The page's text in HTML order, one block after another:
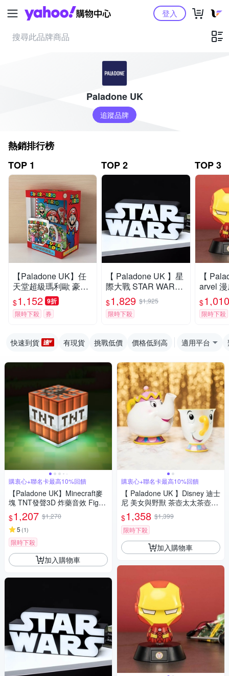
Yahoo購物中心登入
Paladone UK
追蹤品牌
熱銷排行榜
TOP 1
【Paladone UK】任
天堂超級瑪利歐 豪華
禮物組(馬克杯、杯
墊、筆記本、鑰匙圈)
$1,152 9折
限時下殺 券
TOP 2
【 Paladone UK 】星
際大戰 STAR WARS
電影經典 LOGO燈
$1,829 $1,925
限時下殺
TOP 3
【
arvel
N
夜燈
$1,010
限時下殺
快速到貨 有現貨 挑戰低價 價格低到高 適用平台
購衷心+聯名卡最高10%回饋
【Paladone UK】Minecraft麥
塊 TNT發聲3D 炸藥音效 Figur
e 燈
$1,207 $1,270
5 (1)
限時下殺
加入購物車
購衷心+聯名卡最高10%回饋
【 Paladone UK 】Disney 迪士
尼 美女與野獸 茶壺太太茶壺阿
齊杯子 陶瓷造型杯壺組
$1,358 $1,399
限時下殺
加入購物車